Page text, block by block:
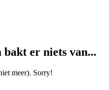
bakt er niets van...
meer). Sorry!